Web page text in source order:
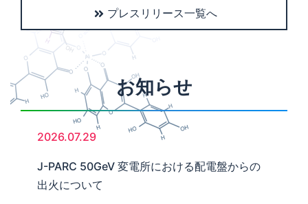
プレスリリース一覧へ
お知らせ
2026.07.29
J-PARC 50GeV 変電所における配電盤からの
出火について